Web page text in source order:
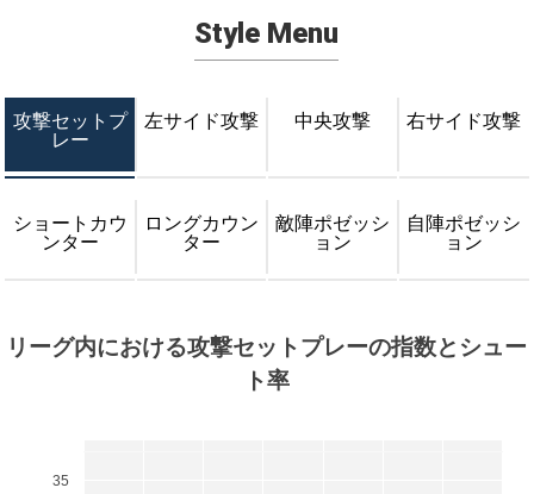
Style Menu
攻撃セットプ
レー
左サイド攻撃 中央攻撃 右サイド攻撃
ショートカウ
ンター
ロングカウン
ター
敵陣ポゼッシ
ョン
自陣ポゼッシ
ョン
リーグ内における攻撃セットプレーの指数とシュー
ト率
35